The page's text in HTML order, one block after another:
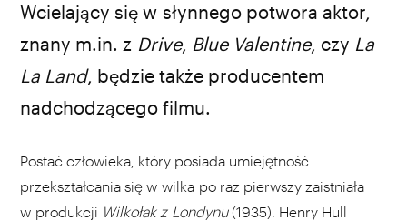
Wcielający się w słynnego potwora aktor,
znany m.in. z Drive, Blue Valentine, czy La
La Land, będzie także producentem
nadchodzącego filmu.
Postać człowieka, który posiada umiejętność
przekształcania się w wilka po raz pierwszy zaistniała
w produkcji Wilkołak z Londynu (1935). Henry Hull